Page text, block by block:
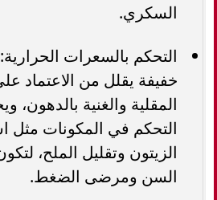
السكري.
التحكم بالسعرات
خفيفة يقلل من الاعتماد
المقلية والغنية
التحكم في المكونات مثل
الزيتون وتقليل الملح،
السن ومرضى الضغط.